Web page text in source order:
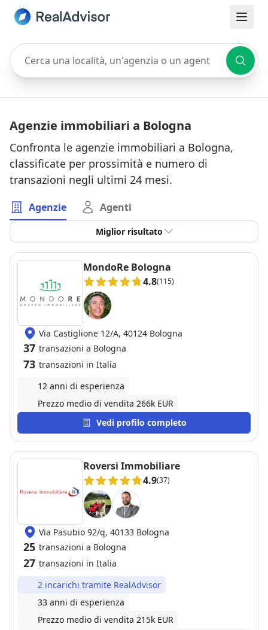
Cerca una località, un'agenzia o un agente
Agenzie immobiliari a Bologna
Confronta le agenzie immobiliari a Bologna,
classificate per prossimità e numero di
transazioni negli ultimi 24 mesi.
Agenzie Agenti
Miglior risultato
MondoRe Bologna
4.8(115)
Via Castiglione 12/A, 40124 Bologna
37 transazioni a Bologna
73 transazioni in Italia
12 anni di esperienza
Prezzo medio di vendita 266k EUR
Vedi profilo completo
Roversi Immobiliare
4.9(37)
Via Pasubio 92/q, 40133 Bologna
25 transazioni a Bologna
27 transazioni in Italia
2 incarichi tramite RealAdvisor
33 anni di esperienza
Prezzo medio di vendita 215k EUR